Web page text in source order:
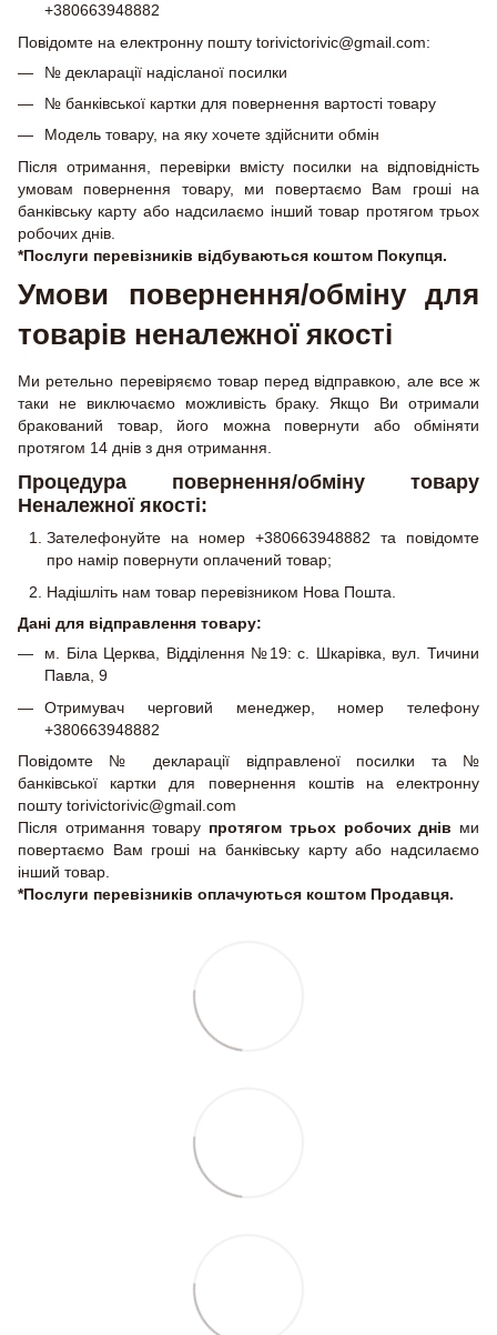
+380663948882
Повідомте на електронну пошту torivictorivic@gmail.com:
№ декларації надісланої посилки
№ банківської картки для повернення вартості товару
Модель товару, на яку хочете здійснити обмін
Після отримання, перевірки вмісту посилки на відповідність
умовам повернення товару, ми повертаємо Вам гроші на
банківську карту або надсилаємо інший товар протягом трьох
робочих днів.
*Послуги перевізників відбуваються коштом Покупця.
Умови повернення/обміну для
товарів неналежної якості
Ми ретельно перевіряємо товар перед відправкою, але все ж
таки не виключаємо можливість браку. Якщо Ви отримали
бракований товар, його можна повернути або обміняти
протягом 14 днів з дня отримання.
Процедура повернення/обміну товару
Неналежної якості:
Зателефонуйте на номер +380663948882 та повідомте
про намір повернути оплачений товар;
Надішліть нам товар перевізником Нова Пошта.
Дані для відправлення товару:
м. Біла Церква, Відділення №19: с. Шкарівка, вул. Тичини
Павла, 9
Отримувач черговий менеджер, номер телефону
+380663948882
Повідомте № декларації відправленої посилки та №
банківської картки для повернення коштів на електронну
пошту torivictorivic@gmail.com
Після отримання товару протягом трьох робочих днів ми
повертаємо Вам гроші на банківську карту або надсилаємо
інший товар.
*Послуги перевізників оплачуються коштом Продавця.